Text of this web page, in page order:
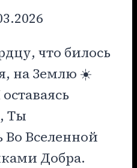
что билось
на Землю ☀️
Ты
Во Вселенной
Добра.